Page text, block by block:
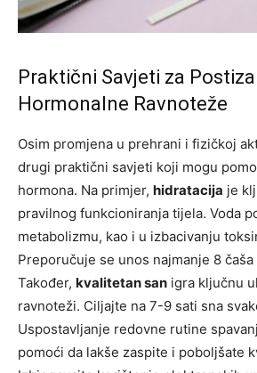
Praktični Savjeti za
Hormonalne Ravnoteže
Osim promjena u prehrani i fizičkoj
drugi praktični savjeti koji mogu
hormona. Na primjer, hidratacija je
pravilnog funkcioniranja tijela. Voda
metabolizmu, kao i u izbacivanju
Preporučuje se unos najmanje 8
Također, kvalitetan san igra ključnu
ravnoteži. Ciljajte na 7-9 sati sna
Uspostavljanje redovne rutine
pomoći da lakše zaspite i poboljšate